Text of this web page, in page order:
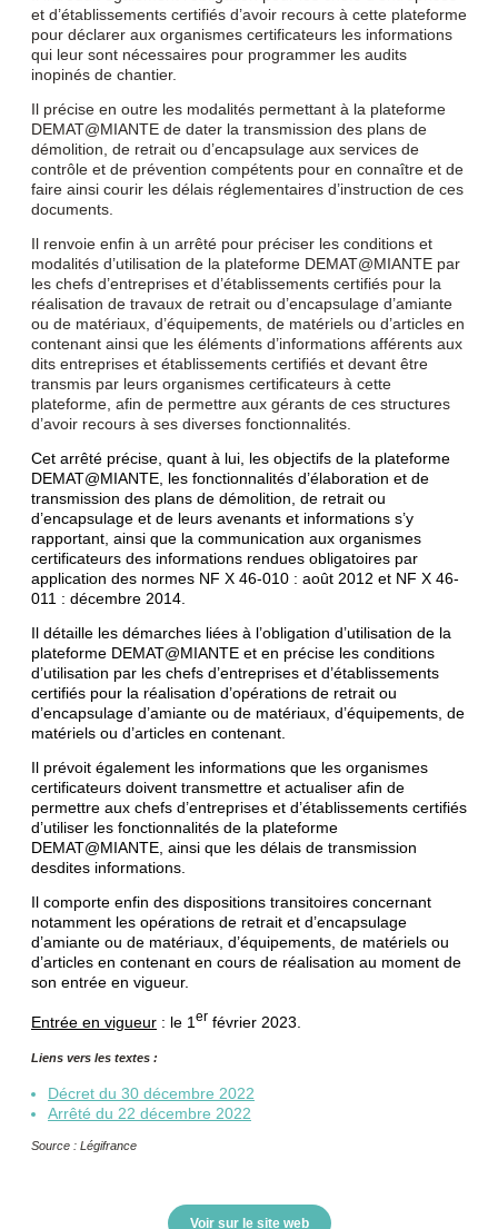
et d’établissements certifiés d’avoir recours à cette plateforme
pour déclarer aux organismes certificateurs les informations
qui leur sont nécessaires pour programmer les audits
inopinés de chantier.
Il précise en outre les modalités permettant à la plateforme
DEMAT@MIANTE de dater la transmission des plans de
démolition, de retrait ou d’encapsulage aux services de
contrôle et de prévention compétents pour en connaître et de
faire ainsi courir les délais réglementaires d’instruction de ces
documents.
Il renvoie enfin à un arrêté pour préciser les conditions et
modalités d’utilisation de la plateforme DEMAT@MIANTE par
les chefs d’entreprises et d’établissements certifiés pour la
réalisation de travaux de retrait ou d’encapsulage d’amiante
ou de matériaux, d’équipements, de matériels ou d’articles en
contenant ainsi que les éléments d’informations afférents aux
dits entreprises et établissements certifiés et devant être
transmis par leurs organismes certificateurs à cette
plateforme, afin de permettre aux gérants de ces structures
d’avoir recours à ses diverses fonctionnalités.
Cet arrêté précise, quant à lui, les objectifs de la plateforme
DEMAT@MIANTE, les fonctionnalités d’élaboration et de
transmission des plans de démolition, de retrait ou
d’encapsulage et de leurs avenants et informations s’y
rapportant, ainsi que la communication aux organismes
certificateurs des informations rendues obligatoires par
application des normes NF X 46-010 : août 2012 et NF X 46-
011 : décembre 2014.
Il détaille les démarches liées à l’obligation d’utilisation de la
plateforme DEMAT@MIANTE et en précise les conditions
d’utilisation par les chefs d’entreprises et d’établissements
certifiés pour la réalisation d’opérations de retrait ou
d’encapsulage d’amiante ou de matériaux, d’équipements, de
matériels ou d’articles en contenant.
Il prévoit également les informations que les organismes
certificateurs doivent transmettre et actualiser afin de
permettre aux chefs d’entreprises et d’établissements certifiés
d’utiliser les fonctionnalités de la plateforme
DEMAT@MIANTE, ainsi que les délais de transmission
desdites informations.
Il comporte enfin des dispositions transitoires concernant
notamment les opérations de retrait et d’encapsulage
d’amiante ou de matériaux, d’équipements, de matériels ou
d’articles en contenant en cours de réalisation au moment de
son entrée en vigueur.
Entrée en vigueur : le 1 er février 2023.
Liens vers les textes :
Décret du 30 décembre 2022
Arrêté du 22 décembre 2022
Source : Légifrance
Voir sur le site web